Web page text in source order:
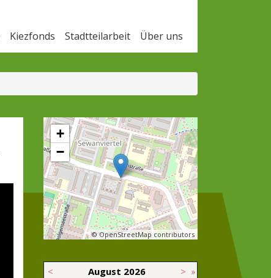
Kiezfonds Stadtteilarbeit Über uns
+
−
© OpenStreetMap contributors
< August 2026 > »